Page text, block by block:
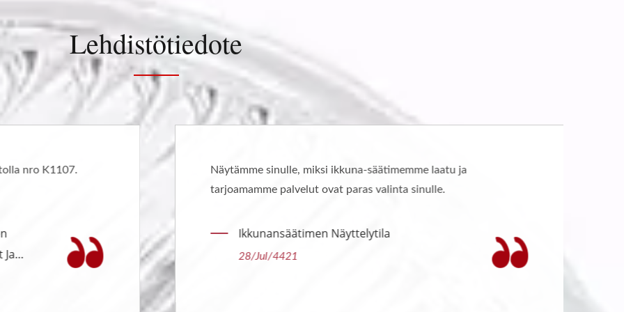
Lehdistötiedote
sinulle, miksi ikkuna-säätimemme laatu ja
palvelut ovat paras valinta sinulle.
Ikkunansäätimen Näyttelytila
28/Jul/4421
Videolla esittelemme vahvan kykymme
kokemusta.
Mukautetun Palvelun Kapasiteetti
28/Jul/4421